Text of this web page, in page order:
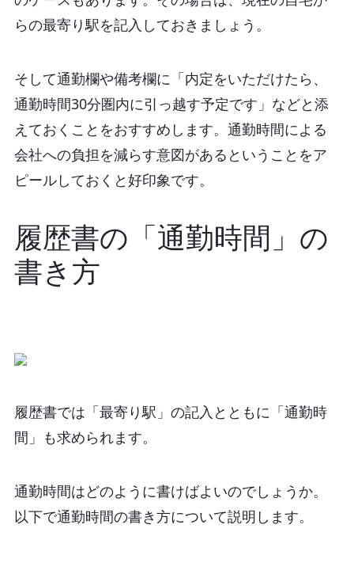
らの最寄り駅を記入しておきましょう。
そして通勤欄や備考欄に「内定をいただけたら、
通勤時間30分圏内に引っ越す予定です」などと添
えておくことをおすすめします。通勤時間による
会社への負担を減らす意図があるということをア
ピールしておくと好印象です。
履歴書の「通勤時間」の
書き方
履歴書では「最寄り駅」の記入とともに「通勤時
間」も求められます。
通勤時間はどのように書けばよいのでしょうか。
以下で通勤時間の書き方について説明します。